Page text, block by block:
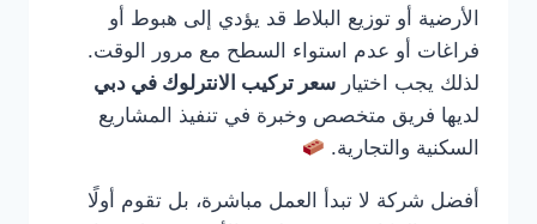
الأرضية أو توزيع البلاط قد يؤدي إلى هبوط أو
فراغات أو عدم استواء السطح مع مرور الوقت.
لذلك يجب اختيار سعر تركيب الانترلوك في دبي
لديها فريق متخصص وخبرة في تنفيذ المشاريع
السكنية والتجارية.
أفضل شركة لا تبدأ العمل مباشرة، بل تقوم أولًا